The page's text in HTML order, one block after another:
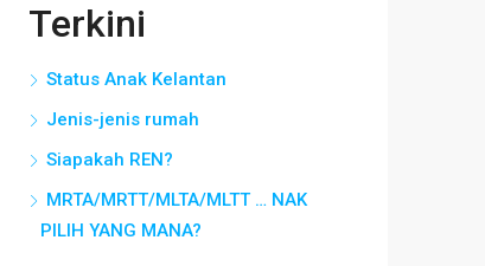
Terkini
Status Anak Kelantan
Jenis-jenis rumah
Siapakah REN?
MRTA/MRTT/MLTA/MLTT … NAK
PILIH YANG MANA?